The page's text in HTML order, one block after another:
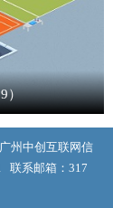
）
州中创互联网信
联系邮箱：317